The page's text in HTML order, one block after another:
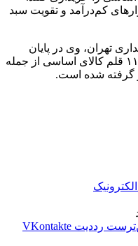
کم‌درآمد و تقویت سبد
تهران، وی در پایان
گفت: اعتبار تخصیص یافته برای خرید ۱۱ قلم کالای اساسی از جمله
گرفته شده است.
‫رددیت ‫VKontakte